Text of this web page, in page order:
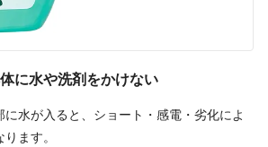
に水や洗剤をかけない
水が入ると、ショート・感電・劣化によ
ます。